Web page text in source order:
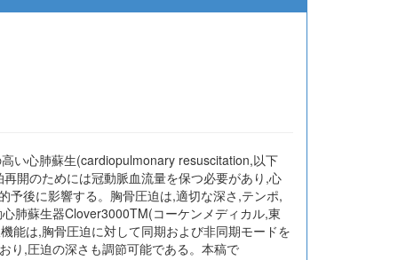
い心肺蘇生(cardiopulmonary resuscitation,以下
開のためには冠動脈血流量を保つ必要があり,心
予後に影響する。胸骨圧迫は,適切な深さ,テンポ,
肺蘇生器Clover3000TM(コーケンメディカル,東
能は,胸骨圧迫に対して同期および非同期モードを
り,圧迫の深さも調節可能である。本稿で